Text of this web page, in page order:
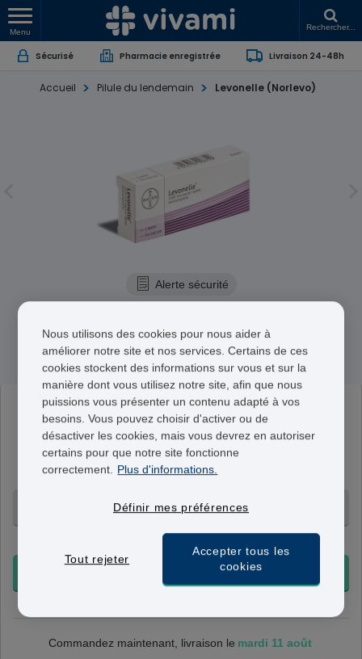
Menu
Rechercher...
Sécurisé Pharmacie enregistrée Livraison 24-48h
Accueil Pilule du lendemain Levonelle (Norlevo)
Alerte sécurité
Levonelle (Norlevo)
Lévonorgestrel
Levonelle 1500
1500mcg
Le médicament Norlevo est à prendre en une fois. Le
comprimé contient 1500 mcg de lévonorgestrel.
1 Comprimé - 79,95 €
COMMANDER
Commandez maintenant, livraison le mardi 11 août
Nous utilisons des cookies pour nous aider à
améliorer notre site et nos services. Certains de ces
cookies stockent des informations sur vous et sur la
manière dont vous utilisez notre site, afin que nous
puissions vous présenter un contenu adapté à vos
besoins. Vous pouvez choisir d'activer ou de
désactiver les cookies, mais vous devrez en autoriser
certains pour que notre site fonctionne
correctement. Plus d'informations.
Définir mes préférences
Tout rejeter
Accepter tous les
cookies